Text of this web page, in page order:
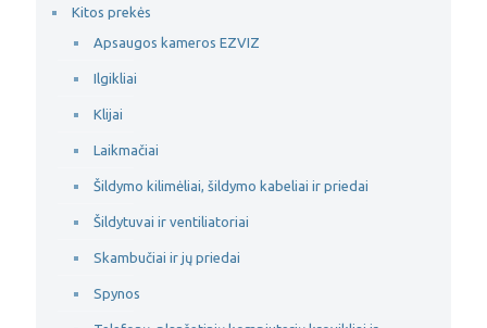
Kitos prekės
Apsaugos kameros EZVIZ
Ilgikliai
Klijai
Laikmačiai
Šildymo kilimėliai, šildymo kabeliai ir priedai
Šildytuvai ir ventiliatoriai
Skambučiai ir jų priedai
Spynos